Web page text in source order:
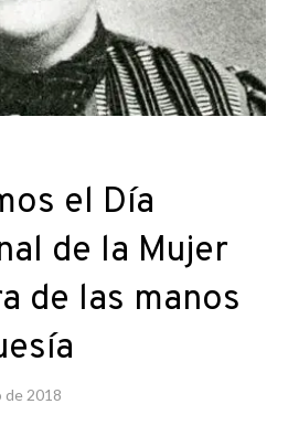
el Día
de la Mujer
de las manos
de 2018